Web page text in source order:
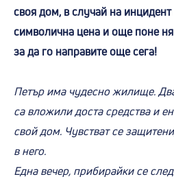
своя дом, в случай на
символична цена и още поне
за да го направите още сега!
Петър има чудесно жилище.
са вложили доста средства и
свой дом. Чувстват се
в него.
Една вечер, прибирайки се